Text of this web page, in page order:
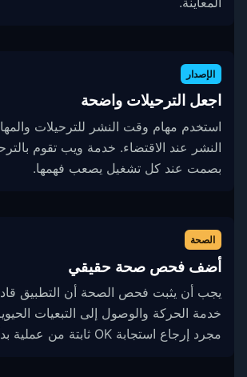
الإصدار
اجعل الترحيلات واضحة
استخدم مهام وقت النشر للترحيلات
النشر عند الاقتضاء. خدمة ويب تقوم
بصمت عند كل تشغيل يصعب فهمها.
الصحة
أضف فحص صحة حقيقي
يجب أن يثبت فحص الصحة أن التطبيق
خدمة الحركة والوصول إلى التبعيات
مجرد إرجاع استجابة OK ثابتة من عملية بدأت جزئياً.